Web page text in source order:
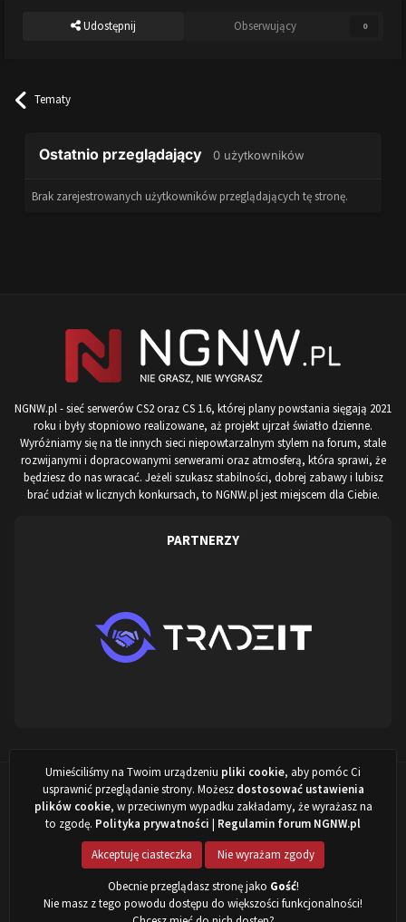
Udostępnij Obserwujący 0
Tematy
Ostatnio przeglądający 0 użytkowników
Brak zarejestrowanych użytkowników przeglądających tę stronę.
NGNW.pl - sieć serwerów CS2 oraz CS 1.6, której plany powstania sięgają 2021
roku i były stopniowo realizowane, aż projekt ujrzał światło dzienne.
Wyróżniamy się na tle innych sieci niepowtarzalnym stylem na forum, stale
rozwijanymi i dopracowanymi serwerami oraz atmosferą, która sprawi, że
będziesz do nas wracać. Jeżeli szukasz stabilności, dobrej zabawy i lubisz
brać udział w licznych konkursach, to NGNW.pl jest miejscem dla Ciebie.
PARTNERZY
Projekt stworzony przez:ARISovsky,NewITVision.pl&NGNW.pl
2022 - 2026
Powered by Invision Community
Umieściliśmy na Twoim urządzeniu pliki cookie, aby pomóc Ci
usprawnić przeglądanie strony. Możesz dostosować ustawienia
plików cookie, w przeciwnym wypadku zakładamy, że wyrażasz na
to zgodę. Polityka prywatności | Regulamin forum NGNW.pl
Akceptuję ciasteczka
Nie wyrażam zgody
Obecnie przeglądasz stronę jako Gość!
Nie masz z tego powodu dostępu do większości funkcjonalności!